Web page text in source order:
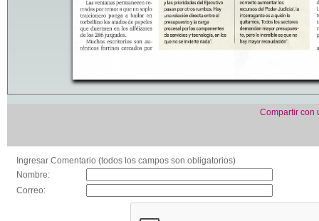
Compartir con
Ingresar Comentario (todos los campos son obligatorios)
Nombre:
Correo: